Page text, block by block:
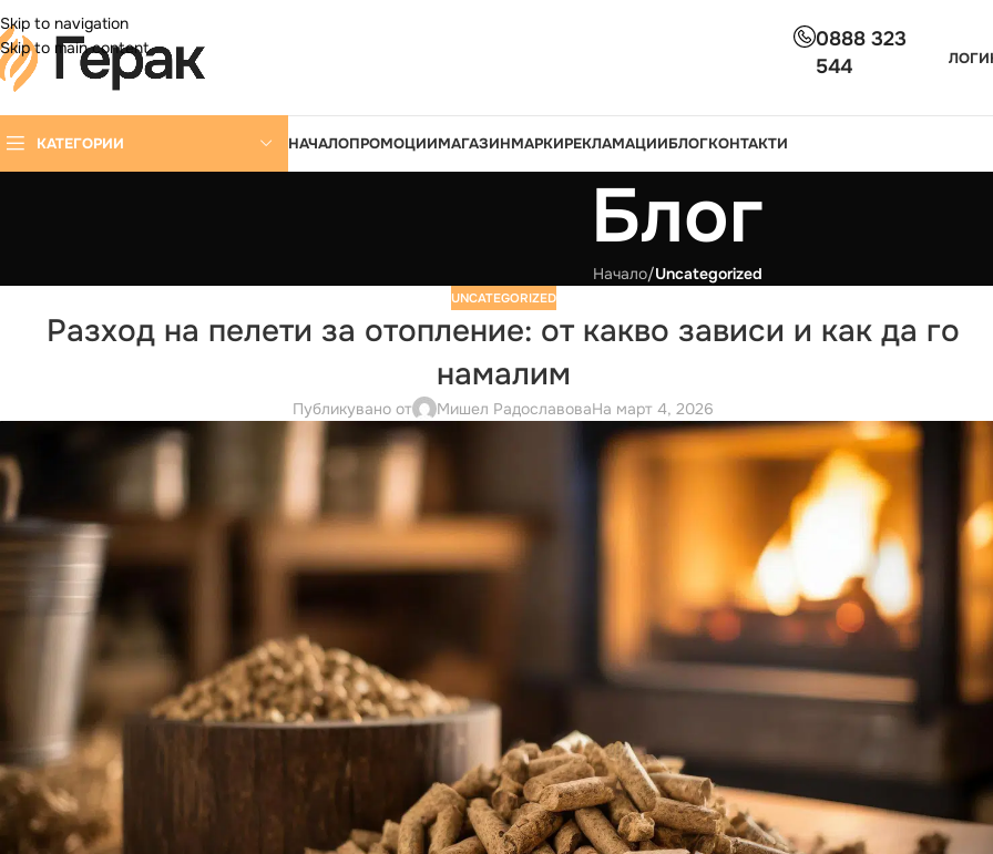
Skip to navigation
Skip to main content
0888 323
544
КАТЕГОРИИ НАЧАЛОПРОМОЦИИМАГАЗИНМАРКИРЕКЛАМАЦИИБЛОГКОНТАКТИ
Блог
Начало/Uncategorized
UNCATEGORIZED
Разход на пелети за отопление: от какво зависи и как да го
намалим
Публикувано от Мишел РадославоваНа март 4, 2026